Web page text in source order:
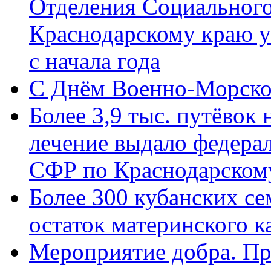
Отделения
Краснодарскому краю
с начала года
C Днём Военно-
Более 3,9 тыс. путёвок
лечение выдало
СФР по
Более 300 кубанских
остаток материнского
Мероприятие добра.